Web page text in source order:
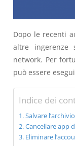
Dopo le recenti
altre
network. Per
può essere
Indice dei
Salvare
Cancellare app
Eliminare